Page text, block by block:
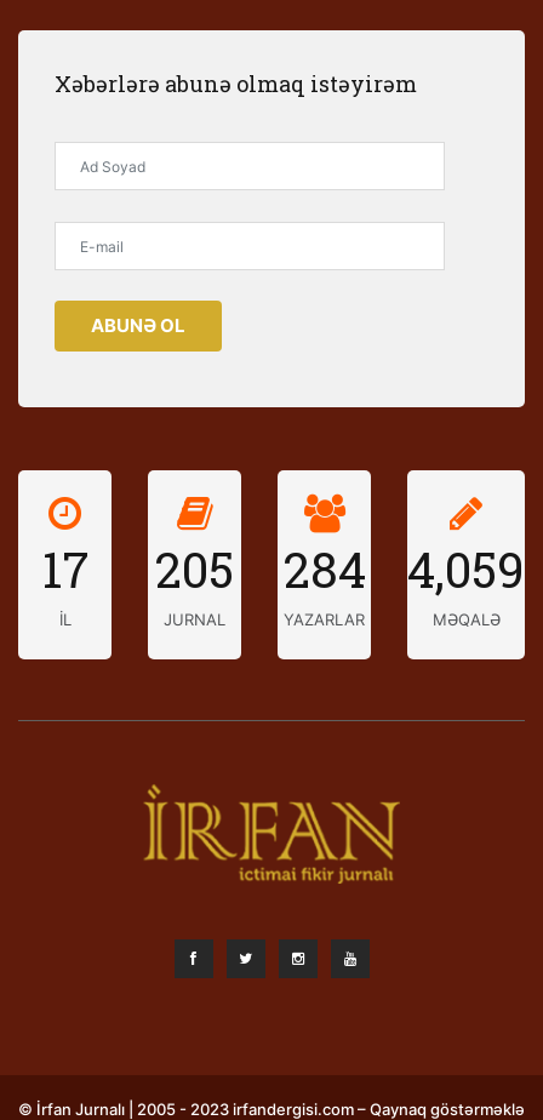
Xəbərlərə abunə olmaq istəyirəm
ABUNƏ OL
17
İL
205
JURNAL
284
YAZARLAR
4,059
MƏQALƏ
© İrfan Jurnalı | 2005 - 2023 irfandergisi.com – Qaynaq göstərməklə